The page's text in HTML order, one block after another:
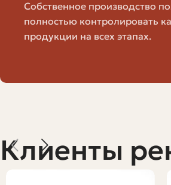
Уточните размеры и форму,
Проверьте марку прочности и
Посмотрите на цвет и текстуру
Уточните условия продажи:
Расчёт количества кирпича —
Собственное производство
полностью контролировать
продукции на всех этапах.
Клиенты